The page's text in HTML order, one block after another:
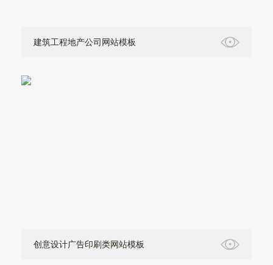
建筑工程地产公司网站模板
创意设计广告印刷类网站模板